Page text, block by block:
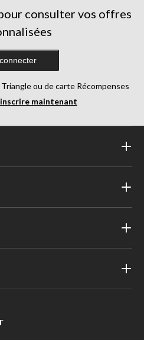
consulter vos offres
ou de carte Récompenses
maintenant